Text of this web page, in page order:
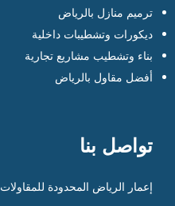
ترميم منازل بالرياض
ديكورات وتشطيبات داخلية
بناء وتشطيب مشاريع تجارية
أفضل مقاول بالرياض
تواصل بنا
إعمار الرياض المحدودة للمقاولات